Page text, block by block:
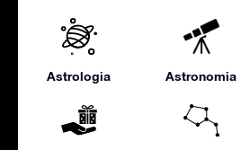
Astrologia Astronomia